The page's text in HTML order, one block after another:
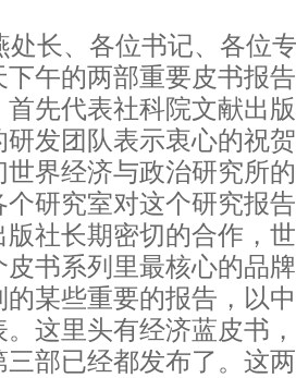
处长、各位书记、各位
午的两部重要皮书报
先代表社科院文献出
发团队表示衷心的祝
世界经济与政治研究所
个研究室对这个研究报
版社长期密切的合作，
皮书系列里最核心的品
某些重要的报告，以
。这里头有经济蓝皮书
部已经都发布了。这